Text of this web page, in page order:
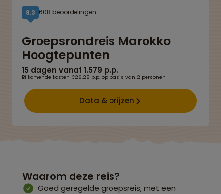
8,3 608 beoordelingen
Groepsrondreis Marokko
Hoogtepunten
15 dagen vanaf 1.579 p.p.
Bijkomende kosten €26,25 p.p. op basis van 2 personen
Data & prijzen
Waarom deze reis?
Goed geregelde groepsreis, met een